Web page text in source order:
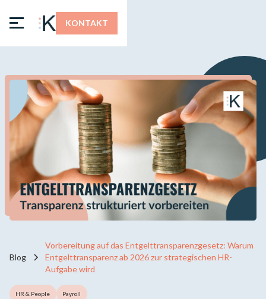
KONTAKT
Blog
Vorbereitung auf das Entgelttransparenzgesetz: Warum
Entgelttransparenz ab 2026 zur strategischen HR-
Aufgabe wird
HR & People Payroll